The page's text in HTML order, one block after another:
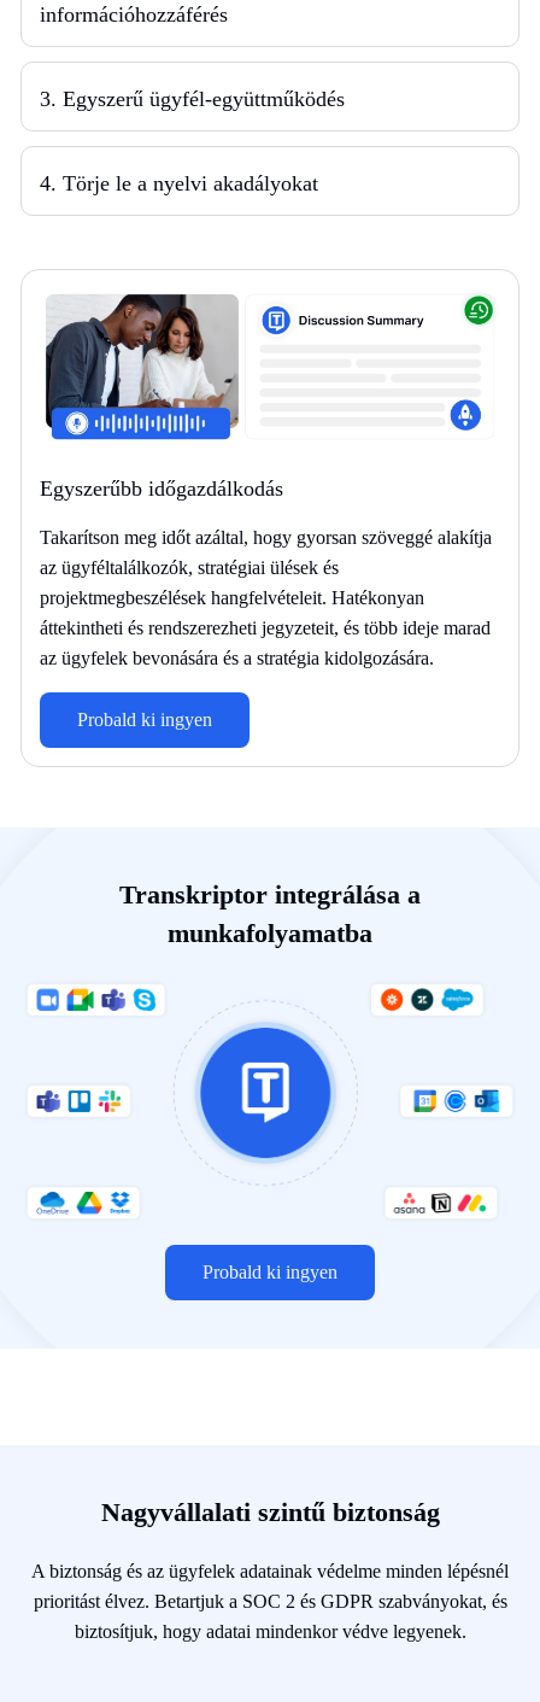
információhozzáférés
3. Egyszerű ügyfél-együttműködés
4. Törje le a nyelvi akadályokat
Egyszerűbb időgazdálkodás
Takarítson meg időt azáltal, hogy gyorsan szöveggé alakítja
az ügyféltalálkozók, stratégiai ülések és
projektmegbeszélések hangfelvételeit. Hatékonyan
áttekintheti és rendszerezheti jegyzeteit, és több ideje marad
az ügyfelek bevonására és a stratégia kidolgozására.
Probald ki ingyen
Transkriptor integrálása a
munkafolyamatba
Probald ki ingyen
Nagyvállalati szintű biztonság
A biztonság és az ügyfelek adatainak védelme minden lépésnél
prioritást élvez. Betartjuk a SOC 2 és GDPR szabványokat, és
biztosítjuk, hogy adatai mindenkor védve legyenek.